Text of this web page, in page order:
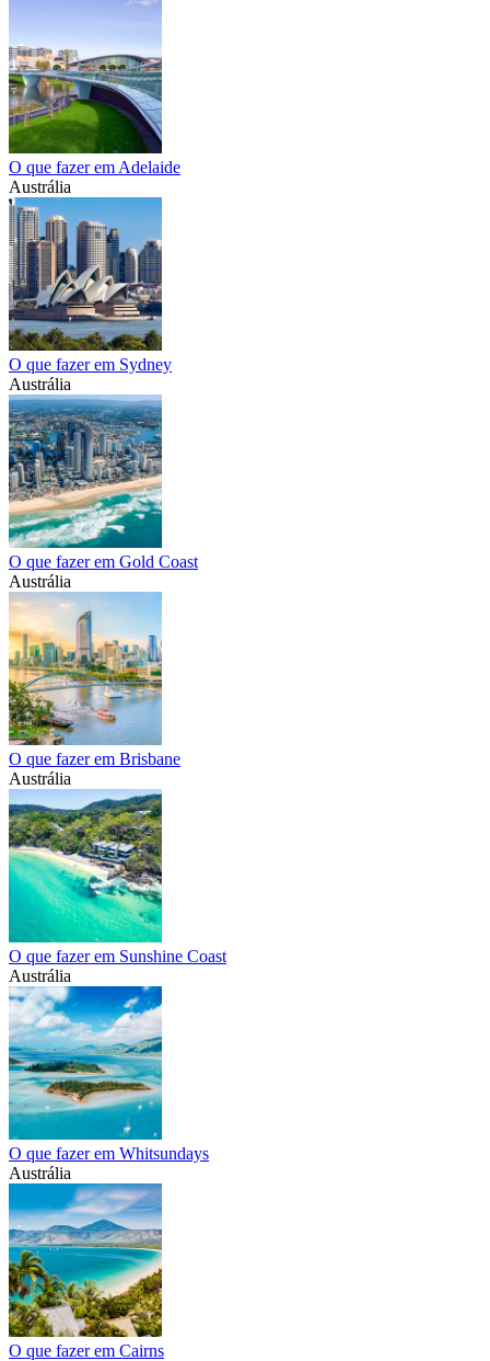
O que fazer em Adelaide
Austrália
O que fazer em Sydney
Austrália
O que fazer em Gold Coast
Austrália
O que fazer em Brisbane
Austrália
O que fazer em Sunshine Coast
Austrália
O que fazer em Whitsundays
Austrália
O que fazer em Cairns